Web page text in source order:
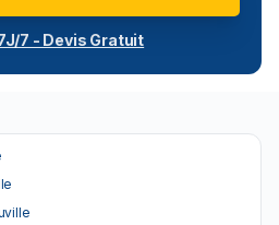
7 - Devis Gratuit